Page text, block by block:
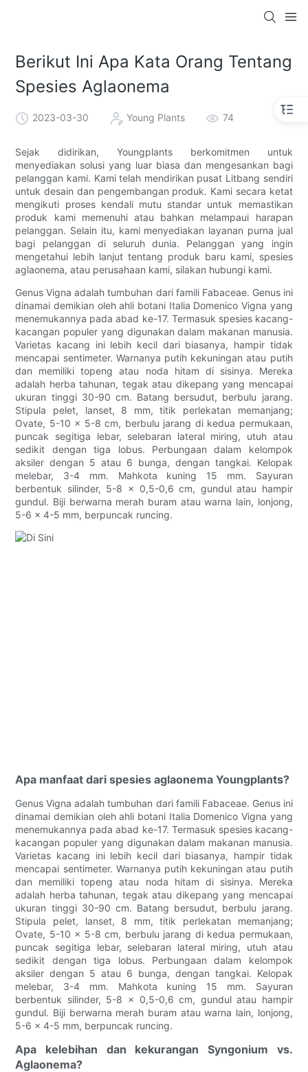
Berikut Ini Apa Kata Orang Tentang
Spesies Aglaonema
2023-03-30 Young Plants 74
Sejak didirikan, Youngplants berkomitmen untuk
menyediakan solusi yang luar biasa dan mengesankan bagi
pelanggan kami. Kami telah mendirikan pusat Litbang sendiri
untuk desain dan pengembangan produk. Kami secara ketat
mengikuti proses kendali mutu standar untuk memastikan
produk kami memenuhi atau bahkan melampaui harapan
pelanggan. Selain itu, kami menyediakan layanan purna jual
bagi pelanggan di seluruh dunia. Pelanggan yang ingin
mengetahui lebih lanjut tentang produk baru kami, spesies
aglaonema, atau perusahaan kami, silakan hubungi kami.
Genus Vigna adalah tumbuhan dari famili Fabaceae. Genus ini
dinamai demikian oleh ahli botani Italia Domenico Vigna yang
menemukannya pada abad ke-17. Termasuk spesies kacang-
kacangan populer yang digunakan dalam makanan manusia.
Varietas kacang ini lebih kecil dari biasanya, hampir tidak
mencapai sentimeter. Warnanya putih kekuningan atau putih
dan memiliki topeng atau noda hitam di sisinya. Mereka
adalah herba tahunan, tegak atau dikepang yang mencapai
ukuran tinggi 30-90 cm. Batang bersudut, berbulu jarang.
Stipula pelet, lanset, 8 mm, titik perlekatan memanjang;
Ovate, 5-10 x 5-8 cm, berbulu jarang di kedua permukaan,
puncak segitiga lebar, selebaran lateral miring, utuh atau
sedikit dengan tiga lobus. Perbungaan dalam kelompok
aksiler dengan 5 atau 6 bunga, dengan tangkai. Kelopak
melebar, 3-4 mm. Mahkota kuning 15 mm. Sayuran
berbentuk silinder, 5-8 x 0,5-0,6 cm, gundul atau hampir
gundul. Biji berwarna merah buram atau warna lain, lonjong,
5-6 x 4-5 mm, berpuncak runcing.
Apa manfaat dari spesies aglaonema Youngplants?
Genus Vigna adalah tumbuhan dari famili Fabaceae. Genus ini
dinamai demikian oleh ahli botani Italia Domenico Vigna yang
menemukannya pada abad ke-17. Termasuk spesies kacang-
kacangan populer yang digunakan dalam makanan manusia.
Varietas kacang ini lebih kecil dari biasanya, hampir tidak
mencapai sentimeter. Warnanya putih kekuningan atau putih
dan memiliki topeng atau noda hitam di sisinya. Mereka
adalah herba tahunan, tegak atau dikepang yang mencapai
ukuran tinggi 30-90 cm. Batang bersudut, berbulu jarang.
Stipula pelet, lanset, 8 mm, titik perlekatan memanjang;
Ovate, 5-10 x 5-8 cm, berbulu jarang di kedua permukaan,
puncak segitiga lebar, selebaran lateral miring, utuh atau
sedikit dengan tiga lobus. Perbungaan dalam kelompok
aksiler dengan 5 atau 6 bunga, dengan tangkai. Kelopak
melebar, 3-4 mm. Mahkota kuning 15 mm. Sayuran
berbentuk silinder, 5-8 x 0,5-0,6 cm, gundul atau hampir
gundul. Biji berwarna merah buram atau warna lain, lonjong,
5-6 x 4-5 mm, berpuncak runcing.
Apa kelebihan dan kekurangan Syngonium vs.
Aglaonema?